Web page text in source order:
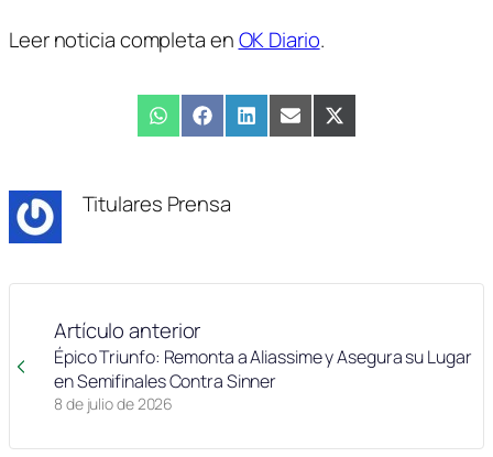
Leer noticia completa enOK Diario.
Compartir
en
WhatsAppCompartir
en
FacebookCompartir
en
LinkedInCompartir
en
EmailCompartir
en
X
(Twitter)
Titulares Prensa
Artículo anterior
8 de julio de 2026
Épico Triunfo: Remonta a Aliassime y Asegura su Lugar
en Semifinales Contra Sinner